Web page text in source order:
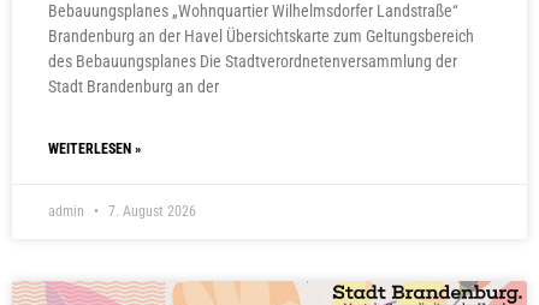
Bebauungsplanes „Wohnquartier Wilhelmsdorfer Landstraße“
Brandenburg an der Havel Übersichtskarte zum Geltungsbereich
des Bebauungsplanes Die Stadtverordnetenversammlung der
Stadt Brandenburg an der
WEITERLESEN »
admin 7. August 2026